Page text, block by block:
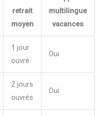
retrait
moyen
multilingue
vacances
1 jour
ouvré
Oui
2 jours
ouvrés
Oui